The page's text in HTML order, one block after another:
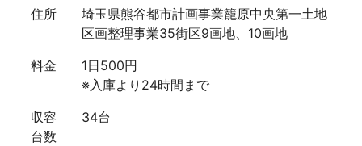
住所
埼玉県熊谷都市計画事業籠原中央第一土地
区画整理事業35街区9画地、10画地
料金
1日500円
※入庫より24時間まで
収容
台数
34台